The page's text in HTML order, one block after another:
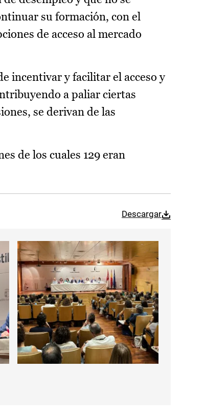
su formación, con el
de acceso al mercado
incentivar y facilitar el acceso y
a paliar ciertas
se derivan de las
de los cuales 129 eran
Descargar